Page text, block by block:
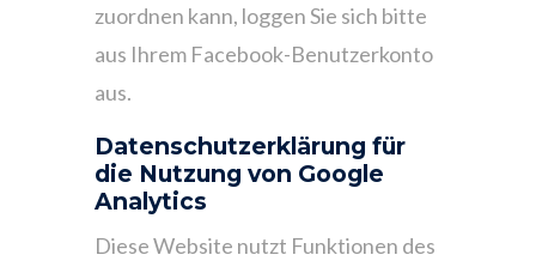
zuordnen kann, loggen Sie sich bitte
aus Ihrem Facebook-Benutzerkonto
aus.
Datenschutzerklärung für
die Nutzung von Google
Analytics
Diese Website nutzt Funktionen des